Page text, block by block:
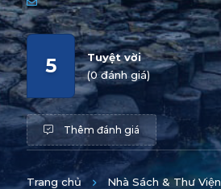
Tuyệt vời
(0 đánh giá)
5
Thêm đánh giá
Trang chủ
Nhà Sách & Thư Viện